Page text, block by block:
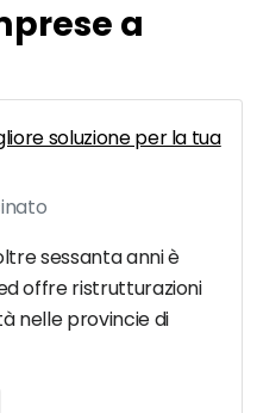
a
soluzione per la tua
sessanta anni è
offre ristrutturazioni
nelle provincie di